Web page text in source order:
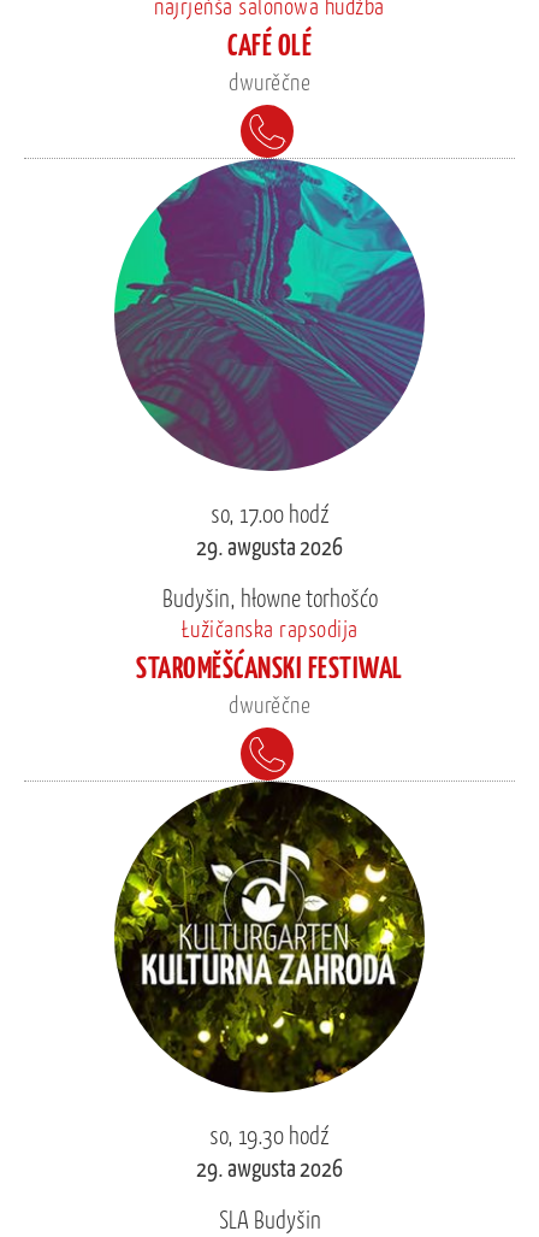
najrjeńša salonowa hudźba
CAFÉ OLÉ
dwurěčne
so, 17.00 hodź
29. awgusta 2026
Budyšin, hłowne torhošćo
Łužičanska rapsodija
STAROMĚŠĆANSKI FESTIWAL
dwurěčne
so, 19.30 hodź
29. awgusta 2026
SLA Budyšin